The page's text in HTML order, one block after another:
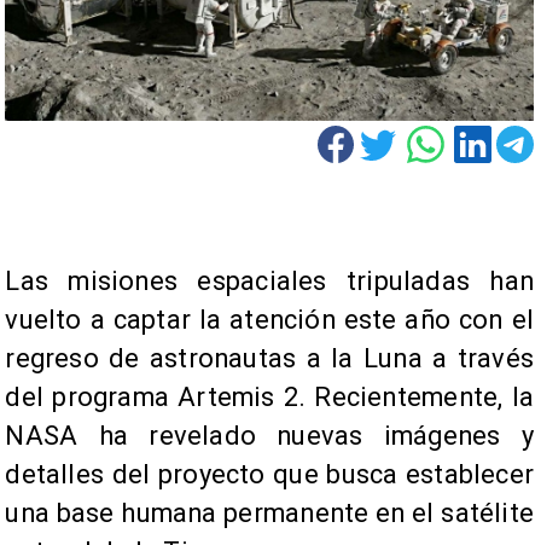
Las misiones espaciales tripuladas han
vuelto a captar la atención este año con el
regreso de astronautas a la Luna a través
del programa Artemis 2. Recientemente, la
NASA ha revelado nuevas imágenes y
detalles del proyecto que busca establecer
una base humana permanente en el satélite